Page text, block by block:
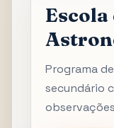
Escola
Programa
secundário